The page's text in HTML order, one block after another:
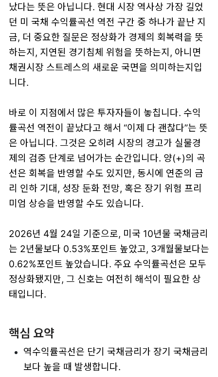
났다는 뜻은 아닙니다. 현대 시장 역사상 가장 길었
던 미 국채 수익률곡선 역전 구간 중 하나가 끝난 지
금, 더 중요한 질문은 정상화가 경제의 회복력을 뜻
하는지, 지연된 경기침체 위험을 뜻하는지, 아니면
채권시장 스트레스의 새로운 국면을 의미하는지입
니다.
바로 이 지점에서 많은 투자자들이 놓칩니다. 수익
률곡선 역전이 끝났다고 해서 “이제 다 괜찮다”는 뜻
은 아닙니다. 그것은 오히려 시장의 경고가 실물경
제의 검증 단계로 넘어가는 순간입니다. 양(+)의 곡
선은 회복을 반영할 수도 있지만, 동시에 연준의 금
리 인하 기대, 성장 둔화 전망, 혹은 장기 위험 프리
미엄 상승을 반영할 수도 있습니다.
2026년 4월 24일 기준으로, 미국 10년물 국채금리
는 2년물보다 0.53%포인트 높았고, 3개월물보다는
0.62%포인트 높았습니다. 주요 수익률곡선은 모두
정상화됐지만, 그 신호는 여전히 해석이 필요한 상
태입니다.
핵심 요약
역수익률곡선은 단기 국채금리가 장기 국채금리
보다 높을 때 발생합니다.